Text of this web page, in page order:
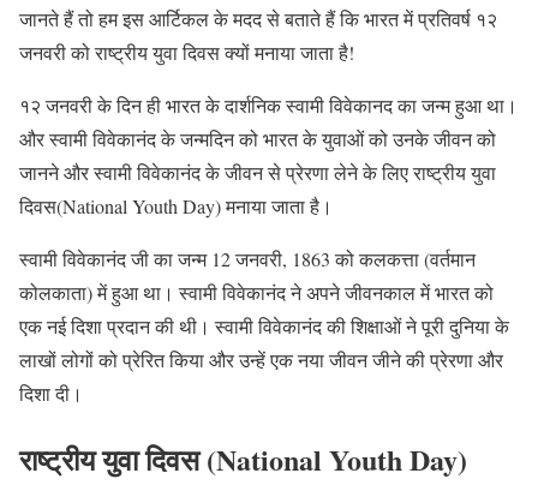
जानते हैं तो हम इस आर्टिकल के मदद से बताते हैं कि भारत में प्रतिवर्ष १२
जनवरी को राष्ट्रीय युवा दिवस क्यों मनाया जाता है!
१२ जनवरी के दिन ही भारत के दार्शनिक स्वामी विवेकानद का जन्म हुआ था।
और स्वामी विवेकानंद के जन्मदिन को भारत के युवाओं को उनके जीवन को
जानने और स्वामी विवेकानंद के जीवन से प्रेरणा लेने के लिए राष्ट्रीय युवा
दिवस(National Youth Day) मनाया जाता है।
स्वामी विवेकानंद जी का जन्म 12 जनवरी, 1863 को कलकत्ता (वर्तमान
कोलकाता) में हुआ था। स्वामी विवेकानंद ने अपने जीवनकाल में भारत को
एक नई दिशा प्रदान की थी। स्वामी विवेकानंद की शिक्षाओं ने पूरी दुनिया के
लाखों लोगों को प्रेरित किया और उन्हें एक नया जीवन जीने की प्रेरणा और
दिशा दी।
राष्ट्रीय युवा दिवस (National Youth Day)